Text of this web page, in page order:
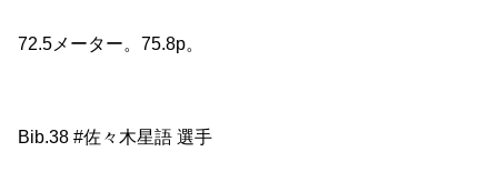
72.5メーター。75.8p。
Bib.38 #佐々木星語 選手